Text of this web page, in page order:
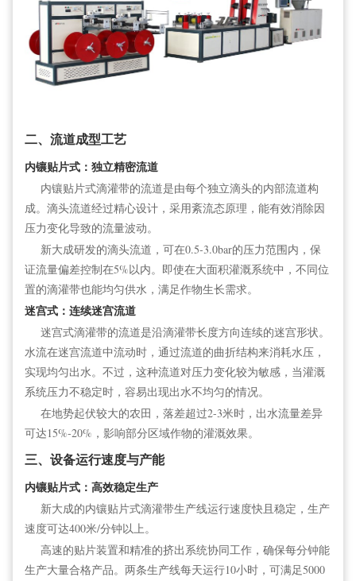
二、流道成型工艺
内镶贴片式：独立精密流道
内镶贴片式滴灌带的流道是由每个独立滴头的内部流道构
成。滴头流道经过精心设计，采用紊流态原理，能有效消除因
压力变化导致的流量波动。
新大成研发的滴头流道，可在0.5-3.0bar的压力范围内，保
证流量偏差控制在5%以内。即使在大面积灌溉系统中，不同位
置的滴灌带也能均匀供水，满足作物生长需求。
迷宫式：连续迷宫流道
迷宫式滴灌带的流道是沿滴灌带长度方向连续的迷宫形状。
水流在迷宫流道中流动时，通过流道的曲折结构来消耗水压，
实现均匀出水。不过，这种流道对压力变化较为敏感，当灌溉
系统压力不稳定时，容易出现出水不均匀的情况。
在地势起伏较大的农田，落差超过2-3米时，出水流量差异
可达15%-20%，影响部分区域作物的灌溉效果。
三、设备运行速度与产能
内镶贴片式：高效稳定生产
新大成的内镶贴片式滴灌带生产线运行速度快且稳定，生产
速度可达400米/分钟以上。
高速的贴片装置和精准的挤出系统协同工作，确保每分钟能
生产大量合格产品。两条生产线每天运行10小时，可满足5000